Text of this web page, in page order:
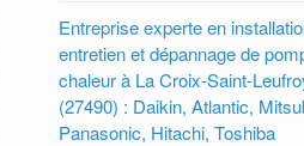
Entreprise experte en
entretien et dépannage de
chaleur à La Croix-Saint-
(27490) : Daikin, Atlantic,
Panasonic, Hitachi, Toshiba